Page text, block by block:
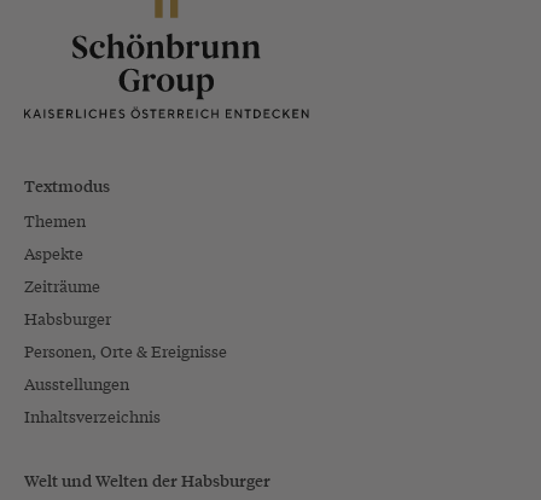
Textmodus
Themen
Aspekte
Zeiträume
Habsburger
Personen, Orte & Ereignisse
Ausstellungen
Inhaltsverzeichnis
Welt und Welten der Habsburger